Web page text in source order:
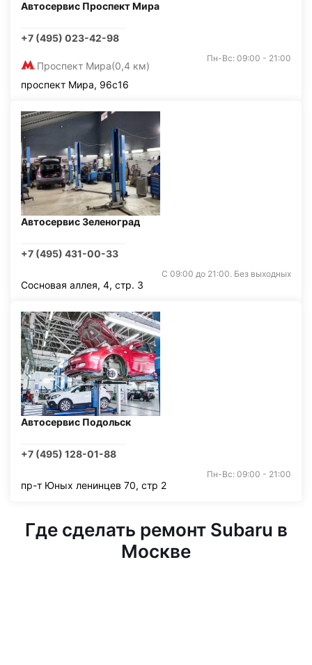
Автосервис Проспект Мира
+7 (495) 023-42-98
Проспект Мира(0,4 км)
Пн-Вс: 09:00 - 21:00
проспект Мира, 96с16
Автосервис Зеленоград
+7 (495) 431-00-33
С 09:00 до 21:00. Без выходных
Сосновая аллея, 4, стр. 3
Автосервис Подольск
+7 (495) 128-01-88
Пн-Вс: 09:00 - 21:00
пр-т Юных ленинцев 70, стр 2
Где сделать ремонт Subaru в
Москве